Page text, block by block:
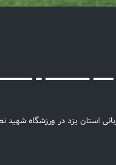
استان یزد در ورزشگاه